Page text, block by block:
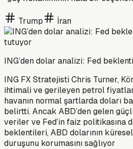
Trump İran
ING’den dolar analizi: Fed
ING FX Stratejisti Chris Turner,
ihtimali ve gerileyen petrol
havanın normal şartlarda doları
belirtti. Ancak ABD’den gelen
veriler ve Fed’in faiz politikasına
beklentileri, ABD dolarının
duruşunu korumasını sağlıyor